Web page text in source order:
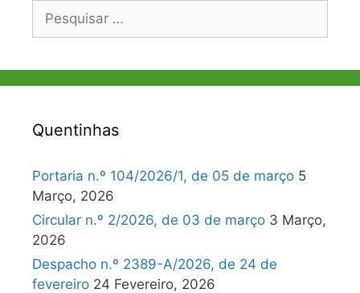
Pesquisar
Quentinhas
Portaria n.º 104/2026/1, de 05 de março 5
Março, 2026
Circular n.º 2/2026, de 03 de março 3 Março,
2026
Despacho n.º 2389-A/2026, de 24 de
fevereiro 24 Fevereiro, 2026